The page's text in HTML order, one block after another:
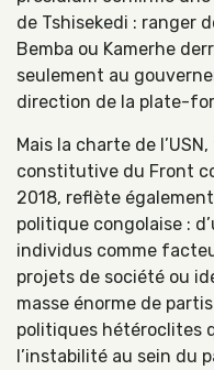
de Tshisekedi : ranger
Bemba ou Kamerhe
seulement au
direction de la plate-
Mais la charte de
constitutive du Front
2018, reflète
politique congolaise :
individus comme
projets de société ou
masse énorme de
politiques hétéroclites
l’instabilité au sein du